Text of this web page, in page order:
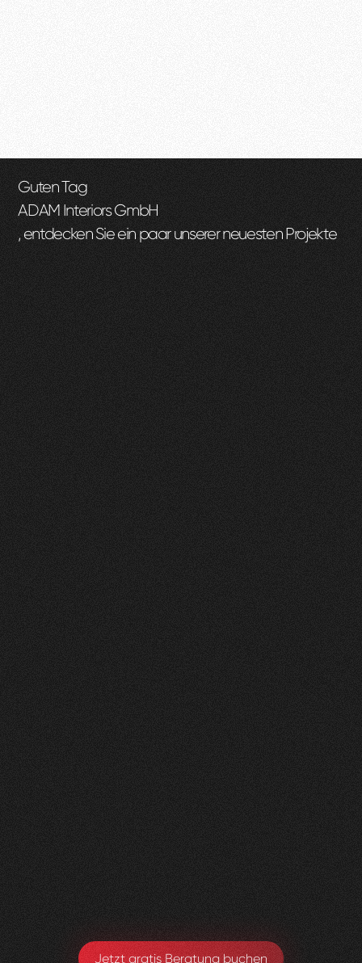
Guten Tag
ADAM Interiors GmbH
, entdecken Sie ein paar unserer neuesten Projekte
Jetzt gratis Beratung buchen